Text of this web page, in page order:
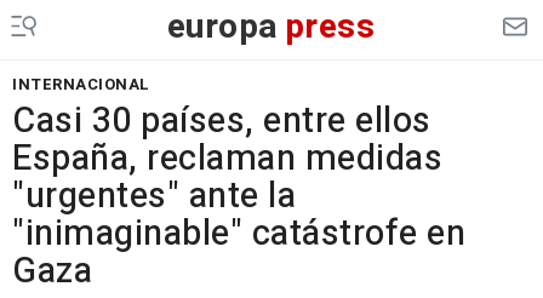
europa press
INTERNACIONAL
Casi 30 países, entre ellos
España, reclaman medidas
"urgentes" ante la
"inimaginable" catástrofe en
Gaza